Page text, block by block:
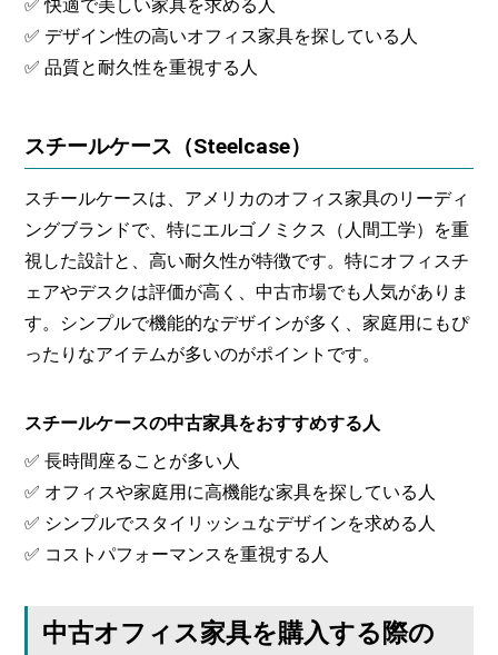
✅ 快適で美しい家具を求める人
✅ デザイン性の高いオフィス家具を探している人
✅ 品質と耐久性を重視する人
スチールケース（Steelcase）
スチールケースは、アメリカのオフィス家具のリーディ
ングブランドで、特にエルゴノミクス（人間工学）を重
視した設計と、高い耐久性が特徴です。特にオフィスチ
ェアやデスクは評価が高く、中古市場でも人気がありま
す。シンプルで機能的なデザインが多く、家庭用にもぴ
ったりなアイテムが多いのがポイントです。
スチールケースの中古家具をおすすめする人
✅ 長時間座ることが多い人
✅ オフィスや家庭用に高機能な家具を探している人
✅ シンプルでスタイリッシュなデザインを求める人
✅ コストパフォーマンスを重視する人
中古オフィス家具を購入する際の